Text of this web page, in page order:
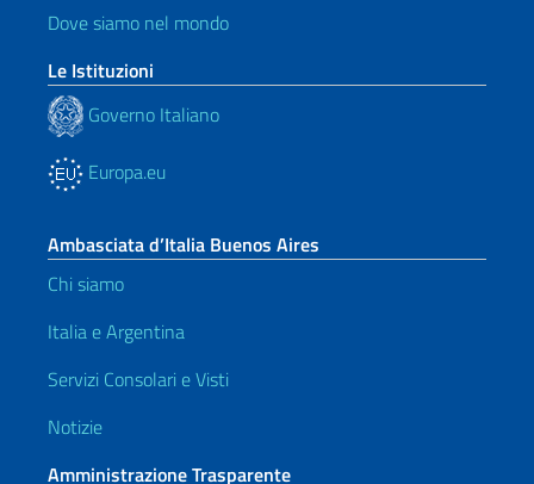
Dove siamo nel mondo
Le Istituzioni
Governo Italiano
Europa.eu
Ambasciata d’Italia Buenos Aires
Chi siamo
Italia e Argentina
Servizi Consolari e Visti
Notizie
Amministrazione Trasparente